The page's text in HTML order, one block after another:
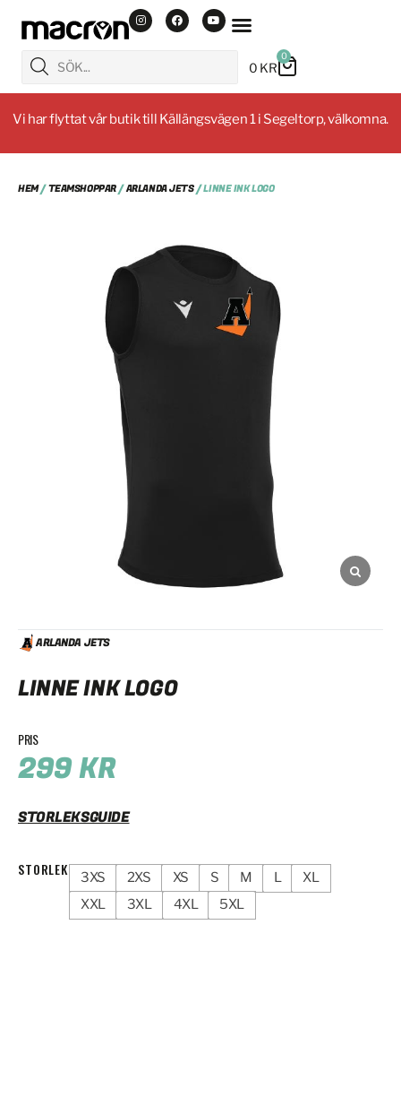
0 KR
0
Vi har flyttat vår butik till Källängsvägen 1 i Segeltorp, välkomna.
HEM/TEAMSHOPPAR/ARLANDA JETS/ LINNE INK LOGO
ARLANDA JETS
LINNE INK LOGO
299KR
STORLEKSGUIDE
STORLEK 3XS 2XS XS S M L
XL
XXL
3XL 4XL 5XL